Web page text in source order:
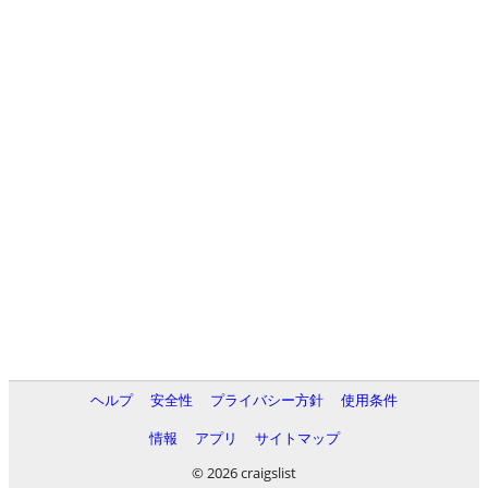
ヘルプ 安全性 プライバシー方針
使用条件
情報
アプリ
サイトマップ
© 2026 craigslist